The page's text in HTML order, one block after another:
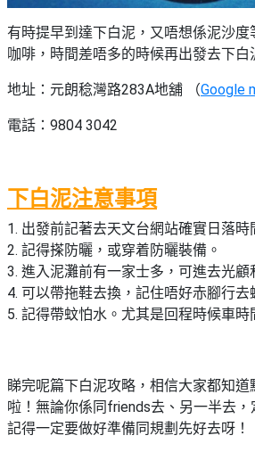
有時提早到達下白泥，又唔想係泥沙
咖啡，時間差唔多的時候再出發去下白
地址：元朗稔灣路283A地舖 （Google
電話：9804 3042
下白泥注意事項
1. 出發前記著去天文台網站確實日落時
2. 記得搽防曬，或穿着防曬裝備。
3. 進入泥灘前有一家士多，可進去光顧
4. 可以帶拖鞋去換，記住唔好赤腳行去
5. 記得帶蚊怕水。尤其是回程時候車時
睇完呢篇下白泥攻略，相信大家都知
啦！無論你係同friends去、另一半去
記得一定要做好準備同規劃先好去呀！